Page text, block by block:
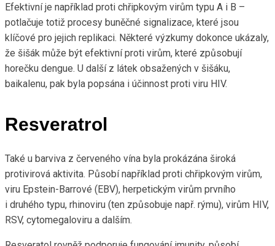
Efektivní je například proti chřipkovým virům typu A i B –
potlačuje totiž procesy buněčné signalizace, které jsou
klíčové pro jejich replikaci. Některé výzkumy dokonce ukázaly,
že šišák může být efektivní proti virům, které způsobují
horečku dengue. U další z látek obsažených v šišáku,
baikalenu, pak byla popsána i účinnost proti viru HIV.
Resveratrol
Také u barviva z červeného vína byla prokázána široká
protivirová aktivita. Působí například proti chřipkovým virům,
viru Epstein-Barrové (EBV), herpetickým virům prvního
i druhého typu, rhinoviru (ten způsobuje např. rýmu), virům HIV,
RSV, cytomegaloviru a dalším.